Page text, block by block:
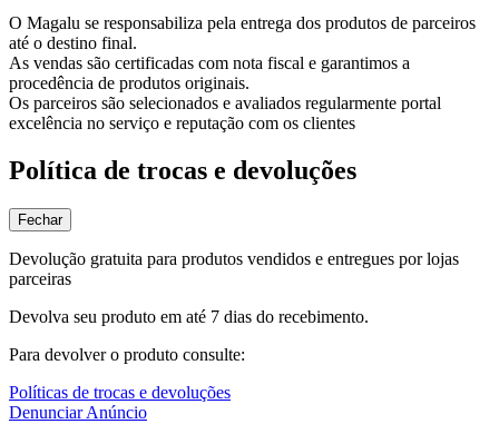
O Magalu se responsabiliza pela entrega dos produtos de parceiros
até o destino final.
As vendas são certificadas com nota fiscal e garantimos a
procedência de produtos originais.
Os parceiros são selecionados e avaliados regularmente portal
excelência no serviço e reputação com os clientes
Política de trocas e devoluções
Fechar
Devolução gratuita para produtos vendidos e entregues por lojas
parceiras
Devolva seu produto em até 7 dias do recebimento.
Para devolver o produto consulte:
Políticas de trocas e devoluções
Denunciar Anúncio